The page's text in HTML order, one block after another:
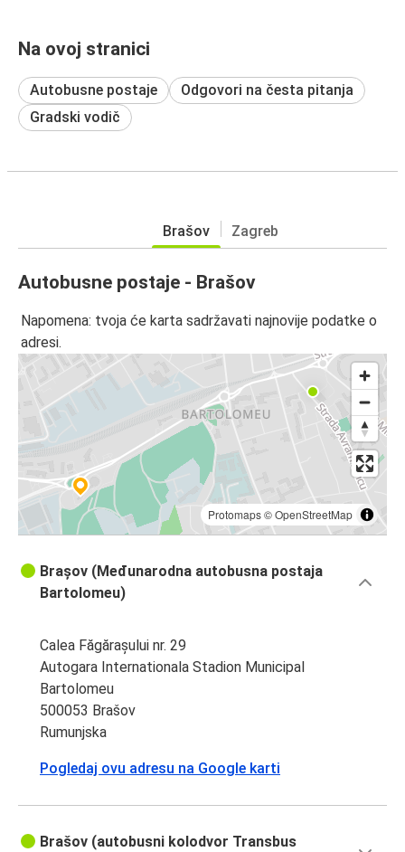
Na ovoj stranici
Autobusne postaje
Odgovori na česta pitanja
Gradski vodič
Brašov Zagreb
Autobusne postaje - Brašov
Napomena: tvoja će karta sadržavati najnovije podatke o
adresi.
Protomaps©OpenStreetMap
Brașov (Međunarodna autobusna postaja
Bartolomeu)
Calea Făgărașului nr. 29
Autogara Internationala Stadion Municipal
Bartolomeu
500053 Brašov
Rumunjska
Pogledaj ovu adresu na Google karti
Brašov (autobusni kolodvor Transbus